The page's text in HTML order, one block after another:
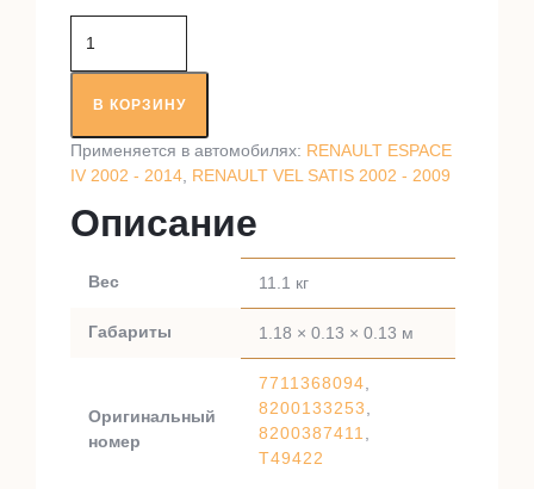
товара
Приводной
валВ КОРЗИНУ
Применяется в автомобилях: RENAULT ESPACE
IV 2002 - 2014, RENAULT VEL SATIS 2002 - 2009
Описание
Вес 11.1 кг
Габариты 1.18 × 0.13 × 0.13 м
Оригинальный
номер
7711368094,
8200133253,
8200387411,
T49422